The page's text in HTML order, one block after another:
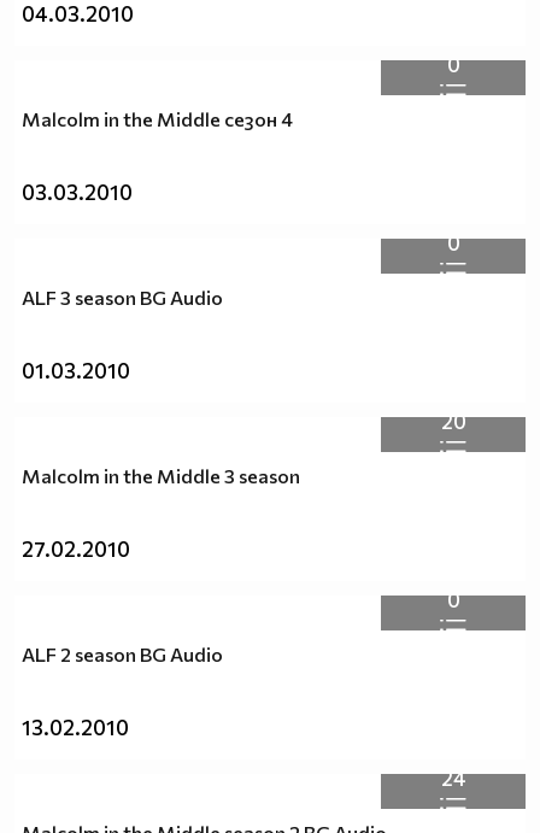
04.03.2010
0
Malcolm in the Middle сезон 4
03.03.2010
0
ALF 3 season BG Audio
01.03.2010
20
Malcolm in the Middle 3 season
27.02.2010
0
ALF 2 season BG Audio
13.02.2010
24